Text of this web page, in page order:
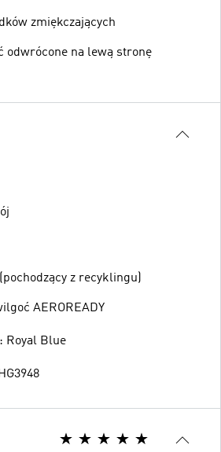
zmiękczających
odwrócone na lewą stronę
z recyklingu)
AEROREADY
Royal Blue